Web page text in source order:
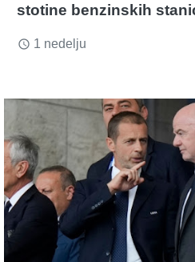
stotine benzinskih
access_time 1 nedelju